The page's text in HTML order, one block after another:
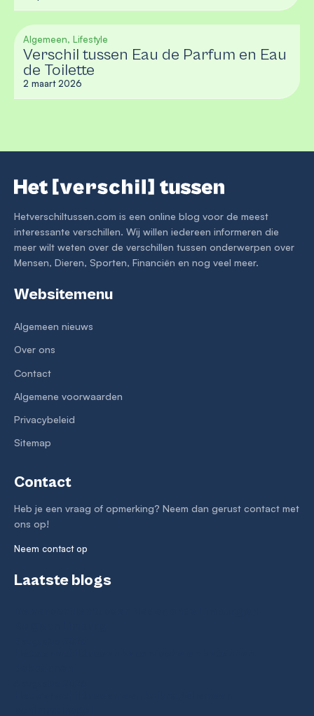
Algemeen, Lifestyle
Verschil tussen Eau de Parfum en Eau
de Toilette
2 maart 2026
Hetverschiltussen.com is een online blog voor de meest
interessante verschillen. Wij willen iedereen informeren die
meer wilt weten over de verschillen tussen onderwerpen over
Mensen, Dieren, Sporten, Financiën en nog veel meer.
Websitemenu
Algemeen nieuws
Over ons
Contact
Algemene voorwaarden
Privacybeleid
Sitemap
Contact
Heb je een vraag of opmerking? Neem dan gerust contact met
ons op!
Neem contact op
Laatste blogs